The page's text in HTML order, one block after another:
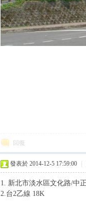
回復
發表於 2014-12-5 17:59:00
1. 新北市淡水區文化路/中
2.台2乙線 18K